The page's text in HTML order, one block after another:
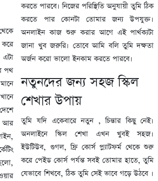
পথ
আর
করতে পারবে। নিজের পরিস্থিতি অনুযায়ী তুমি ঠিক
করতে পার কোনটা তোমার জন্য উপযুক্ত।
অনলাইন কাজ শুরু করার আগে এই পার্থক্যটা
জানা খুব জরুরি। তোবে আমি বলি তুমি দক্ষতা
অর্জন করো ভালো ইনকাম করতে পারবে।
নতুনদের জন্য সহজ স্কিল
শেখার উপায়
তুমি যদি একেবারে নতুন , চিন্তার কিছু নেই।
অনলাইনে স্কিল শেখা এখন খুবই সহজ।
ইউটিউব, গুগল, ফ্রি কোর্স প্ল্যাটফর্ম থেকে শুরু
করে পেইড কোর্স পর্যন্ত সবই তোমার হাতে, তুমি
যেভাবে শিখবে, ঠিক তুমি সেই ভাবে গড়ে উঠবে ।